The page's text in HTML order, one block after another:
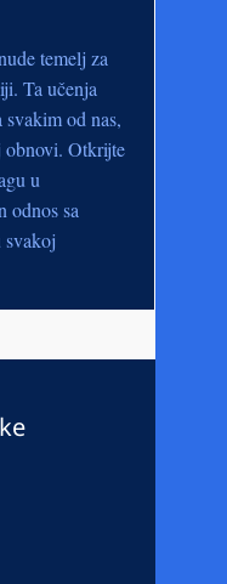
temelj za
Ta učenja
od nas,
obnovi. Otkrijte
u
odnos sa